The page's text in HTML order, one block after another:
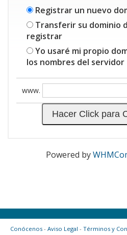
Registrar un nuevo
Transferir su dominio
registrar
Yo usaré mi propio
los nombres del servidor
www.
Powered by
Conócenos- Aviso Legal - Términos y